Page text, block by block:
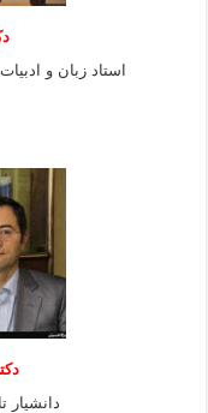
استاد زبان و
دانشيار